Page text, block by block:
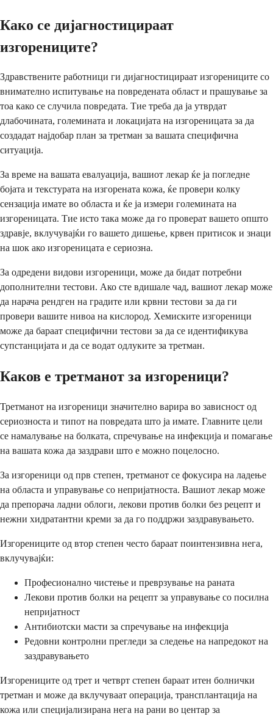
Како се дијагностицираат
изгорениците?
Здравствените работници ги дијагностицираат изгорениците со
внимателно испитување на повредената област и прашување за
тоа како се случила повредата. Тие треба да ја утврдат
длабочината, големината и локацијата на изгореницата за да
создадат најдобар план за третман за вашата специфична
ситуација.
За време на вашата евалуација, вашиот лекар ќе ја погледне
бојата и текстурата на изгорената кожа, ќе провери колку
сензација имате во областа и ќе ја измери големината на
изгореницата. Тие исто така може да го проверат вашето општо
здравје, вклучувајќи го вашето дишење, крвен притисок и знаци
на шок ако изгореницата е сериозна.
За одредени видови изгореници, може да бидат потребни
дополнителни тестови. Ако сте вдишале чад, вашиот лекар може
да нарача рендген на градите или крвни тестови за да ги
провери вашите нивоа на кислород. Хемиските изгореници
може да бараат специфични тестови за да се идентификува
супстанцијата и да се водат одлуките за третман.
Каков е третманот за изгореници?
Третманот на изгореници значително варира во зависност од
сериозноста и типот на повредата што ја имате. Главните цели
се намалување на болката, спречување на инфекција и помагање
на вашата кожа да заздрави што е можно поцелосно.
За изгореници од прв степен, третманот се фокусира на ладење
на областа и управување со непријатноста. Вашиот лекар може
да препорача ладни облоги, лекови против болки без рецепт и
нежни хидратантни креми за да го поддржи заздравувањето.
Изгорениците од втор степен често бараат поинтензивна нега,
вклучувајќи:
Професионално чистење и преврзување на раната
Лекови против болки на рецепт за управување со посилна
непријатност
Антибиотски масти за спречување на инфекција
Редовни контролни прегледи за следење на напредокот на
заздравувањето
Изгорениците од трет и четврт степен бараат итен болнички
третман и може да вклучуваат операција, трансплантација на
кожа или специјализирана нега на рани во центар за